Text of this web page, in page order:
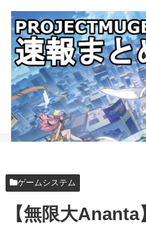
ゲームシステム
【無限大